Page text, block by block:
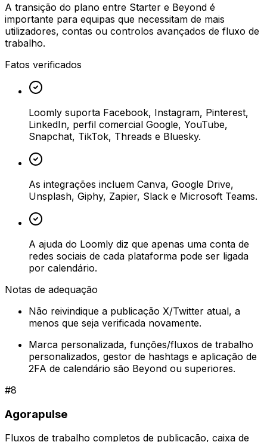
A transição do plano entre Starter e Beyond é
importante para equipas que necessitam de mais
utilizadores, contas ou controlos avançados de fluxo de
trabalho.
Fatos verificados
Loomly suporta Facebook, Instagram, Pinterest,
LinkedIn, perfil comercial Google, YouTube,
Snapchat, TikTok, Threads e Bluesky.
As integrações incluem Canva, Google Drive,
Unsplash, Giphy, Zapier, Slack e Microsoft Teams.
A ajuda do Loomly diz que apenas uma conta de
redes sociais de cada plataforma pode ser ligada
por calendário.
Notas de adequação
Não reivindique a publicação X/Twitter atual, a
menos que seja verificada novamente.
Marca personalizada, funções/fluxos de trabalho
personalizados, gestor de hashtags e aplicação de
2FA de calendário são Beyond ou superiores.
#8
Agorapulse
Fluxos de trabalho completos de publicação, caixa de